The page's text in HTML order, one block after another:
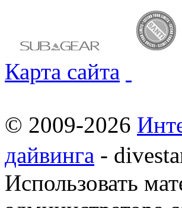
Карта сайта
© 2009-2026
дайвинга -
Использовать